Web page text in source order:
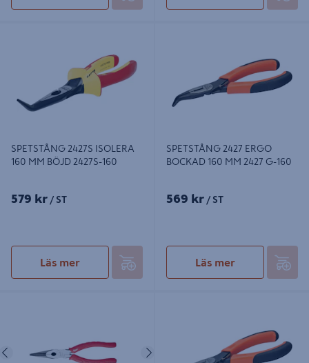
SPETSTÅNG 2427S ISOLERA
160 MM BÖJD 2427S-160
579 kr / ST
Läs mer
SPETSTÅNG 2427 ERGO
BOCKAD 160 MM 2427 G-160
569 kr / ST
Läs mer
Föregående